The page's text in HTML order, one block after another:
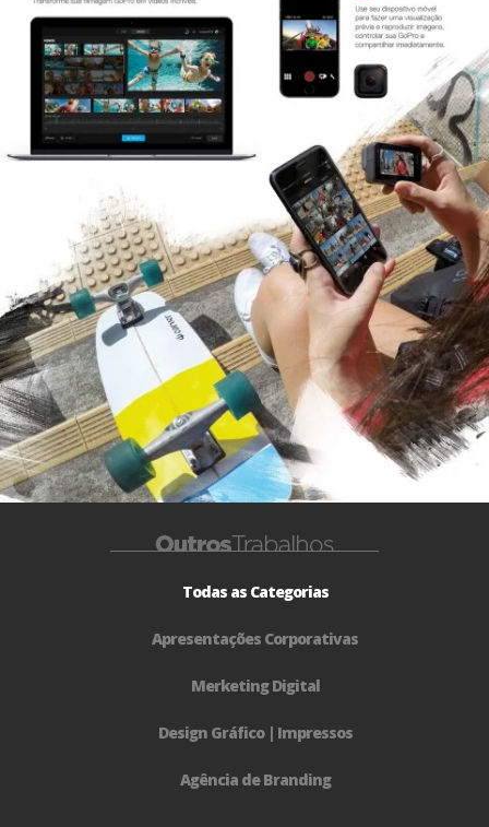
Todas as Categorias
Apresentações Corporativas
Merketing Digital
Design Gráfico | Impressos
Agência de Branding